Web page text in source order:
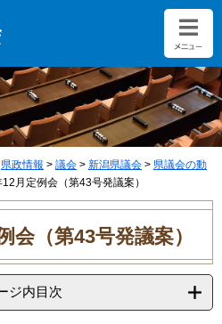
県政情報 > 議会 > 新潟県議会 > 県議会の動
月定例会（第43号発議案）
会（第43号発議案）
ジ内目次